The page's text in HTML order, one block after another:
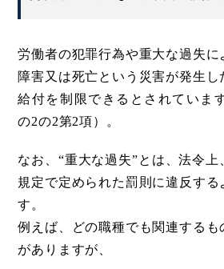
労働者の犯罪行為や重大な過失に
障害又は死亡という災害が発生
給付を制限できるとされていま
の2の2第2項）。
なお、“重大な過失”とは、法令上
規定で定められた罰則に違反する
す。
例えば、どの職種でも関連する
がありますが、